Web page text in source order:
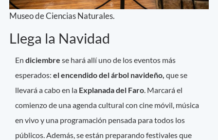
Museo de Ciencias Naturales.
Llega la Navidad
Endiciembrese hará allí uno de los eventos más
esperados:el encendido del árbol navideño, que se
llevará a cabo en la Explanada del Faro. Marcará el
comienzo de una agenda cultural con cine móvil, música
en vivo y una programación pensada para todos los
públicos. Además, se están preparando festivales que